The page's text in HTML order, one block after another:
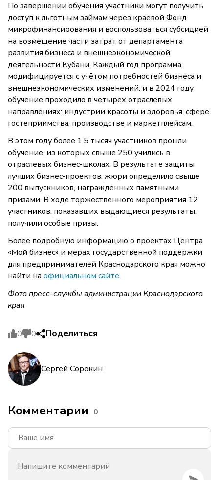
По завершении обучения участники могут получить
доступ к льготным займам через краевой Фонд
микрофинансирования и воспользоваться субсидией
на возмещение части затрат от департамента
развития бизнеса и внешнеэкономической
деятельности Кубани. Каждый год программа
модифицируется с учётом потребностей бизнеса и
внешнеэкономических изменений, и в 2024 году
обучение проходило в четырёх отраслевых
направлениях: индустрии красоты и здоровья, сфере
гостеприимства, производстве и маркетплейсам.
В этом году более 1,5 тысяч участников прошли
обучение, из которых свыше 250 учились в
отраслевых бизнес-школах. В результате защиты
лучших бизнес-проектов, жюри определило свыше
200 выпускников, награждённых памятными
призами. В ходе торжественного мероприятия 12
участников, показавших выдающиеся результаты,
получили особые призы.
Более подробную информацию о проектах Центра
«Мой бизнес» и мерах государственной поддержки
для предпринимателей Краснодарского края можно
найти на официальном сайте.
Фото пресс-службы администрации Краснодарского
края
0 0 Поделиться
Сергей Сорокин
Комментарии 0